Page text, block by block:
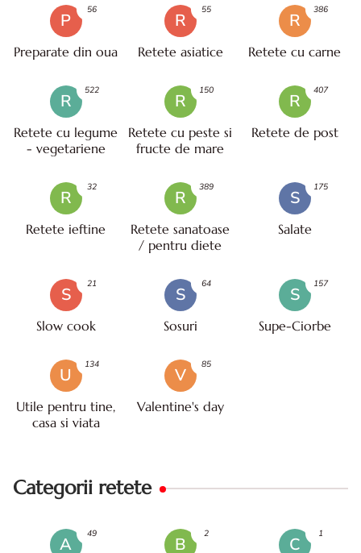
P
Preparate din oua
56
R
Retete asiatice
55
R
Retete cu carne
386
R
Retete cu legume
- vegetariene
522
R
Retete cu peste si
fructe de mare
150
R
Retete de post
407
R
Retete ieftine
32
R
Retete sanatoase
/ pentru diete
389
S
Salate
175
S
Slow cook
21
S
Sosuri
64
S
Supe-Ciorbe
157
U
Utile pentru tine,
casa si viata
134
V
Valentine's day
85
Categorii retete
A
49
B
2
C
1